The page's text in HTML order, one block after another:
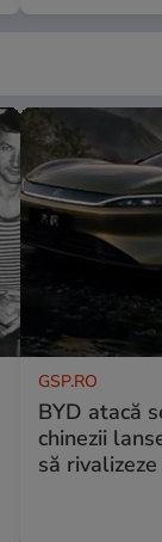
GSP.RO
BYD atacă
chinezii
să